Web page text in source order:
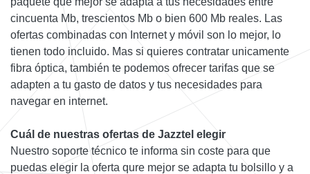
cincuenta Mb, trescientos Mb o bien 600 Mb reales. Las
ofertas combinadas con Internet y móvil son lo mejor, lo
tienen todo incluido. Mas si quieres contratar unicamente
fibra óptica, también te podemos ofrecer tarifas que se
adapten a tu gasto de datos y tus necesidades para
navegar en internet.
Cuál de nuestras ofertas de Jazztel elegir
Nuestro soporte técnico te informa sin coste para que
puedas elegir la oferta qure mejor se adapta tu bolsillo y a